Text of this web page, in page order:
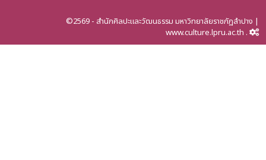
©2569 - สำนักศิลปะและวัฒนธรรม มหาวิทยาลัยราชภัฏลำปาง |
www.culture.lpru.ac.th .